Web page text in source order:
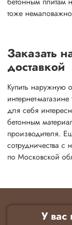
тоже
Заказать
доставкой
Купить наружную
интернет-
для себя
бетонным
производителя.
сотрудничества с
по Московской
У вас